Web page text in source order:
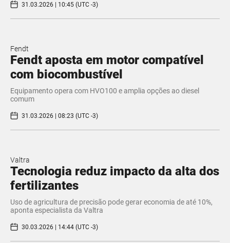
31.03.2026 | 10:45 (UTC -3)
Fendt
Fendt aposta em motor compatível
com biocombustível
Equipamento opera com HVO100 e amplia opções ao diesel
comum
31.03.2026 | 08:23 (UTC -3)
Valtra
Tecnologia reduz impacto da alta dos
fertilizantes
Uso de agricultura de precisão pode gerar economia de até 10%,
aponta especialista da Valtra
30.03.2026 | 14:44 (UTC -3)